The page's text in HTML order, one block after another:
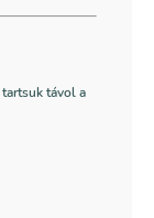
távol a